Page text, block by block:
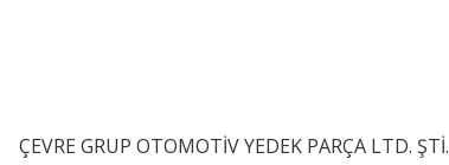
ÇEVRE GRUP OTOMOTİV YEDEK PARÇA LTD. ŞTİ.